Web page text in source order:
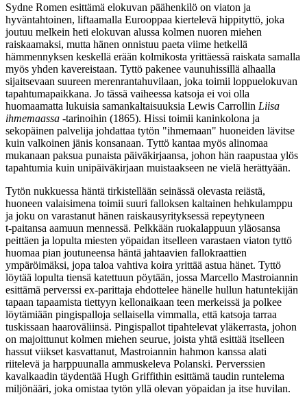
Sydne Romen esittämä elokuvan päähenkilö on viaton ja
hyväntahtoinen, liftaamalla Eurooppaa kiertelevä hippityttö, joka
joutuu melkein heti elokuvan alussa kolmen nuoren miehen
raiskaamaksi, mutta hänen onnistuu paeta viime hetkellä
hämmennyksen keskellä erään kolmikosta yrittäessä raiskata samalla
myös yhden kavereistaan. Tyttö pakenee vaunuhissillä alhaalla
sijaitsevaan suureen merenrantahuvilaan, joka toimii loppuelokuvan
tapahtumapaikkana. Jo tässä vaiheessa katsoja ei voi olla
huomaamatta lukuisia samankaltaisuuksia Lewis Carrollin Liisa
ihmemaassa ‑tarinoihin (1865). Hissi toimii kaninkolona ja
sekopäinen palvelija johdattaa tytön "ihmemaan" huoneiden lävitse
kuin valkoinen jänis konsanaan. Tyttö kantaa myös alinomaa
mukanaan paksua punaista päiväkirjaansa, johon hän raapustaa ylös
tapahtumia kuin unipäiväkirjaan muistaakseen ne vielä herättyään.
Tytön nukkuessa häntä tirkistellään seinässä olevasta reiästä,
huoneen valaisimena toimii suuri falloksen kaltainen hehkulamppu
ja joku on varastanut hänen raiskausyrityksessä repeytyneen
t‑paitansa aamuun mennessä. Pelkkään ruokalappuun yläosansa
peittäen ja lopulta miesten yöpaidan itselleen varastaen viaton tyttö
huomaa pian joutuneensa häntä jahtaavien fallokraattien
ympäröimäksi, jopa taloa vahtiva koira yrittää astua hänet. Tyttö
löytää lopulta tiensä katettuun pöytään, jossa Marcello Mastroiannin
esittämä perverssi ex‑parittaja ehdottelee hänelle hullun hatuntekijän
tapaan tapaamista tiettyyn kellonaikaan teen merkeissä ja polkee
löytämiään pingispalloja sellaisella vimmalla, että katsoja tarraa
tuskissaan haaroväliinsä. Pingispallot tipahtelevat yläkerrasta, johon
on majoittunut kolmen miehen seurue, joista yhtä esittää itselleen
hassut viikset kasvattanut, Mastroiannin hahmon kanssa alati
riitelevä ja harppuunalla ammuskeleva Polanski. Perverssien
kavalkaadin täydentää Hugh Griffithin esittämä taudin runtelema
miljönääri, joka omistaa tytön yllä olevan yöpaidan ja itse huvilan.